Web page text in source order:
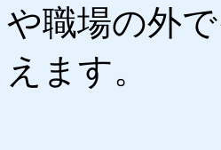
や職場の外
えます。